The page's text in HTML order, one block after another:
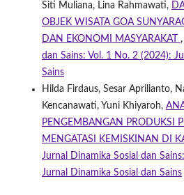
Siti Muliana, Lina Rahmawati,
OBJEK WISATA GOA
DAN EKONOMI MASYARAKAT ,
dan Sains: Vol. 1 No. 2 (2024):
Sains
Hilda Firdaus, Sesar Aprilianto,
Kencanawati, Yuni Khiyaroh,
PENGEMBANGAN PRODUKSI
MENGATASI KEMISKINAN DI
Jurnal Dinamika Sosial dan
Jurnal Dinamika Sosial dan Sains